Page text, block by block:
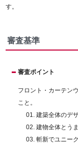
す。
審査基準
審査ポイント
フロント・カーテン
こと。
建築全体のデ
建物全体とう
斬新でユニー